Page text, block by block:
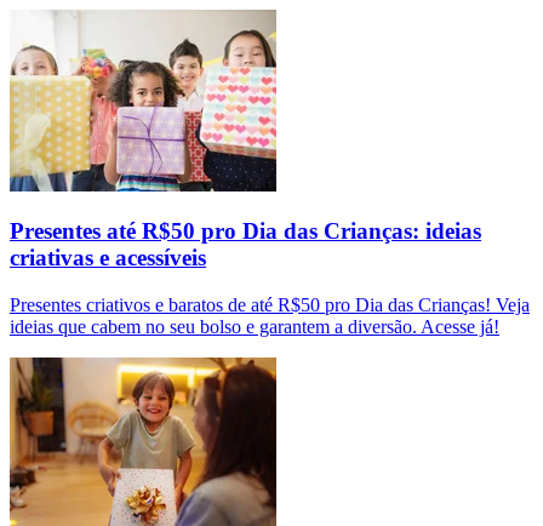
Presentes até R$50 pro Dia das Crianças: ideias
criativas e acessíveis
Presentes criativos e baratos de até R$50 pro Dia das Crianças! Veja
ideias que cabem no seu bolso e garantem a diversão. Acesse já!